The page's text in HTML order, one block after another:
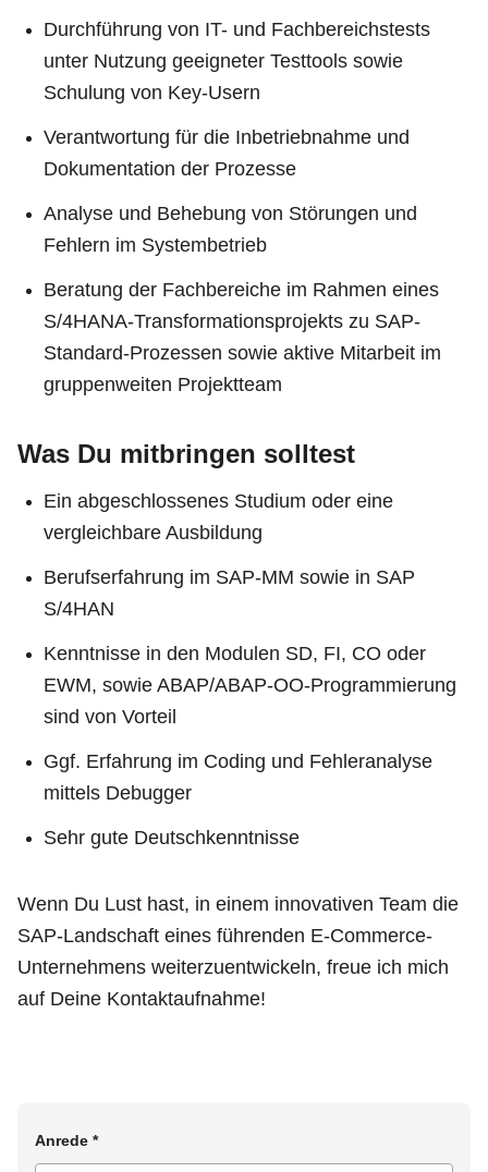
Durchführung von IT- und Fachbereichstests
unter Nutzung geeigneter Testtools sowie
Schulung von Key-Usern
Verantwortung für die Inbetriebnahme und
Dokumentation der Prozesse
Analyse und Behebung von Störungen und
Fehlern im Systembetrieb
Beratung der Fachbereiche im Rahmen eines
S/4HANA-Transformationsprojekts zu SAP-
Standard-Prozessen sowie aktive Mitarbeit im
gruppenweiten Projektteam
Was Du mitbringen solltest
Ein abgeschlossenes Studium oder eine
vergleichbare Ausbildung
Berufserfahrung im SAP-MM sowie in SAP
S/4HAN
Kenntnisse in den Modulen SD, FI, CO oder
EWM, sowie ABAP/ABAP-OO-Programmierung
sind von Vorteil
Ggf. Erfahrung im Coding und Fehleranalyse
mittels Debugger
Sehr gute Deutschkenntnisse
Wenn Du Lust hast, in einem innovativen Team die
SAP-Landschaft eines führenden E-Commerce-
Unternehmens weiterzuentwickeln, freue ich mich
auf Deine Kontaktaufnahme!
Anrede *